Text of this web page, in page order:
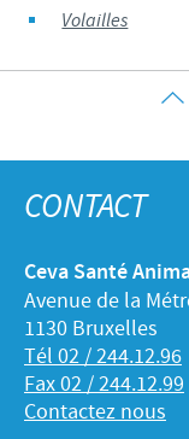
Volailles
CONTACT
Ceva Santé
Avenue de la
1130 Bruxelles
Tél 02 / 244.12.96
Fax 02 / 244.12.99
Contactez nous